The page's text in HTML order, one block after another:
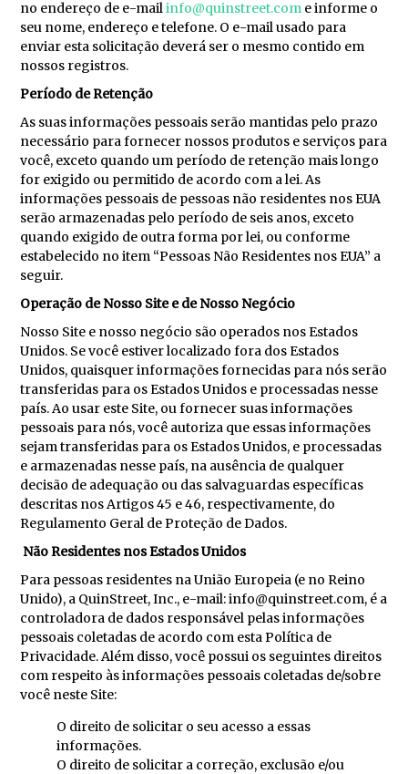
no endereço de e-mailinfo@quinstreet.com e informe o
seu nome, endereço e telefone. O e-mail usado para
enviar esta solicitação deverá ser o mesmo contido em
nossos registros.
Período de Retenção
As suas informações pessoais serão mantidas pelo prazo
necessário para fornecer nossos produtos e serviços para
você, exceto quando um período de retenção mais longo
for exigido ou permitido de acordo com a lei. As
informações pessoais de pessoas não residentes nos EUA
serão armazenadas pelo período de seis anos, exceto
quando exigido de outra forma por lei, ou conforme
estabelecido no item “Pessoas Não Residentes nos EUA” a
seguir.
Operação de Nosso Site e de Nosso Negócio
Nosso Site e nosso negócio são operados nos Estados
Unidos. Se você estiver localizado fora dos Estados
Unidos, quaisquer informações fornecidas para nós serão
transferidas para os Estados Unidos e processadas nesse
país. Ao usar este Site, ou fornecer suas informações
pessoais para nós, você autoriza que essas informações
sejam transferidas para os Estados Unidos, e processadas
e armazenadas nesse país, na ausência de qualquer
decisão de adequação ou das salvaguardas específicas
descritas nos Artigos 45 e 46, respectivamente, do
Regulamento Geral de Proteção de Dados.
Não Residentes nos Estados Unidos
Para pessoas residentes na União Europeia (e no Reino
Unido), a QuinStreet, Inc., e-mail: info@quinstreet.com, é a
controladora de dados responsável pelas informações
pessoais coletadas de acordo com esta Política de
Privacidade. Além disso, você possui os seguintes direitos
com respeito às informações pessoais coletadas de/sobre
você neste Site:
O direito de solicitar o seu acesso a essas
informações.
O direito de solicitar a correção, exclusão e/ou